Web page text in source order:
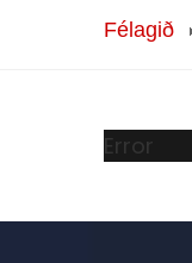
Félagið
Error